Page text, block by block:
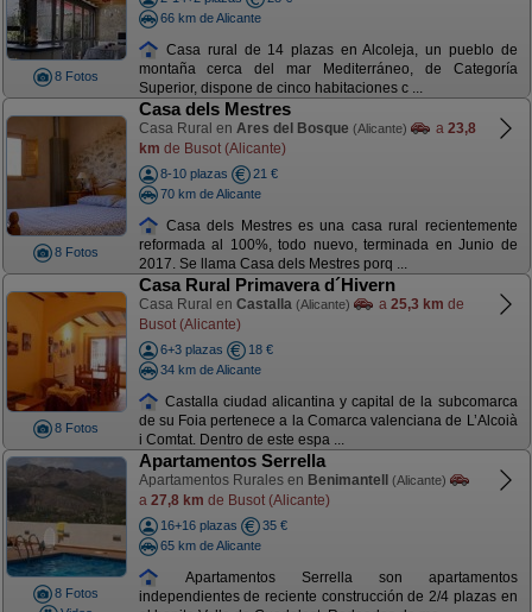
8 Fotos
66 km de Alicante
Casa rural de 14 plazas en Alcoleja, un pueblo de
montaña cerca del mar Mediterráneo, de Categoría
Superior, dispone de cinco habitaciones c ...
8 Fotos
Casa dels Mestres
Casa Rural en Ares del Bosque (Alicante) a 23,8
km de Busot (Alicante)
8-10 plazas
21 €
70 km de Alicante
Casa dels Mestres es una casa rural recientemente
reformada al 100%, todo nuevo, terminada en Junio de
2017. Se llama Casa dels Mestres porq ...
8 Fotos
Casa Rural Primavera d´Hivern
Casa Rural en Castalla (Alicante) a 25,3 km de
Busot (Alicante)
6+3 plazas
18 €
34 km de Alicante
Castalla ciudad alicantina y capital de la subcomarca
de su Foia pertenece a la Comarca valenciana de L’Alcoià
i Comtat. Dentro de este espa ...
8 Fotos
Apartamentos Serrella
Apartamentos Rurales en Benimantell (Alicante)
a 27,8 km de Busot (Alicante)
16+16 plazas
35 €
65 km de Alicante
Apartamentos Serrella son apartamentos
independientes de reciente construcción de 2/4 plazas en